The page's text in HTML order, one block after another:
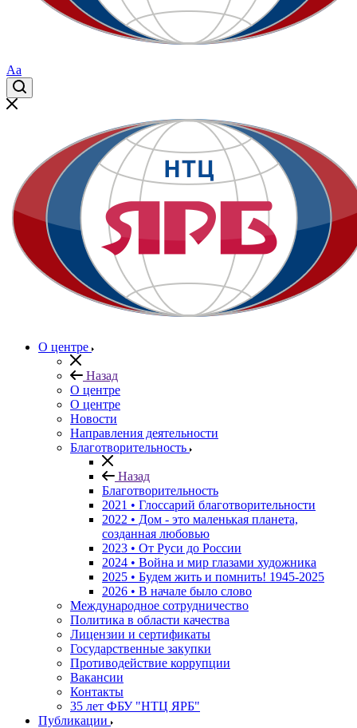
Aa
О центре
Назад
О центре
О центре
Новости
Направления деятельности
Благотворительность
Назад
Благотворительность
2021 • Глоссарий благотворительности
2022 • Дом - это маленькая планета,
созданная любовью
2023 • От Руси до России
2024 • Война и мир глазами художника
2025 • Будем жить и помнить! 1945-2025
2026 • В начале было слово
Международное сотрудничество
Политика в области качества
Лицензии и сертификаты
Государственные закупки
Противодействие коррупции
Вакансии
Контакты
35 лет ФБУ "НТЦ ЯРБ"
Публикации